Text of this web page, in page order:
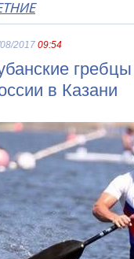
2017 09:54
в Казани